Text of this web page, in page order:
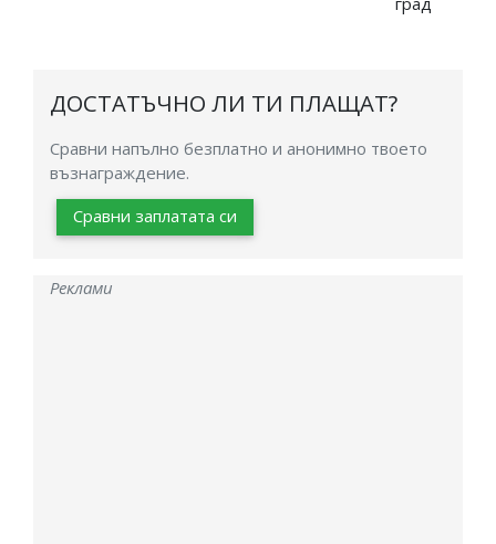
ДОСТАТЪЧНО ЛИ ТИ ПЛАЩАТ?
Сравни напълно безплатно и анонимно твоето
възнаграждение.
Сравни заплатата си
Реклами